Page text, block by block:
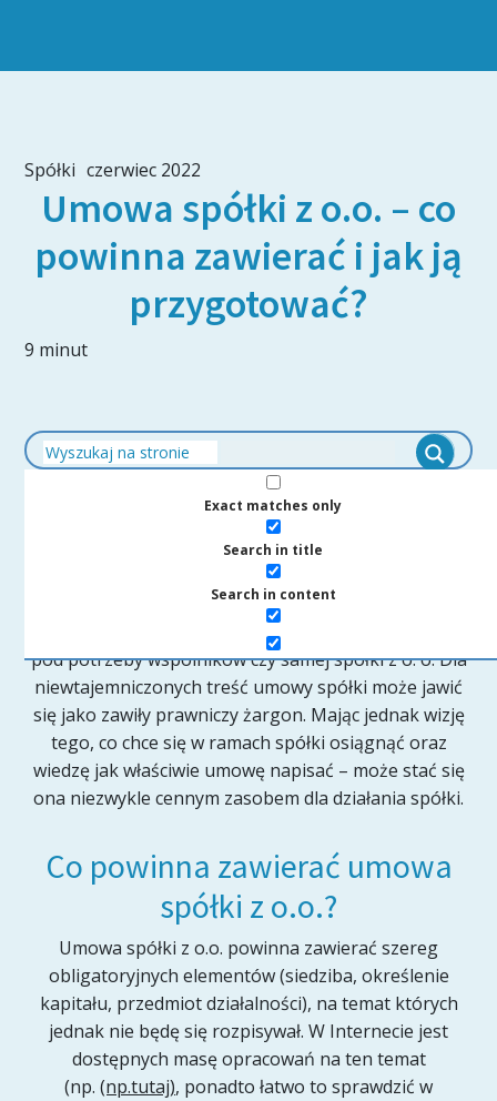
Spółki czerwiec 2022
Umowa spółki z o.o. – co
powinna zawierać i jak ją
przygotować?
9 minut
Exact matches only
Search in title
Search in content
Umowa spółki z o.o. to niezwykle plastyczna materia.
Można z niej przygotować formę idealnie skrojoną
pod potrzeby wspólników czy samej spółki z o. o. Dla
niewtajemniczonych treść umowy spółki może jawić
się jako zawiły prawniczy żargon. Mając jednak wizję
tego, co chce się w ramach spółki osiągnąć oraz
wiedzę jak właściwie umowę napisać – może stać się
ona niezwykle cennym zasobem dla działania spółki.
Co powinna zawierać umowa
spółki z o.o.?
Umowa spółki z o.o. powinna zawierać szereg
obligatoryjnych elementów (siedziba, określenie
kapitału, przedmiot działalności), na temat których
jednak nie będę się rozpisywał. W Internecie jest
dostępnych masę opracowań na ten temat
(np. (np.tutaj), ponadto łatwo to sprawdzić w